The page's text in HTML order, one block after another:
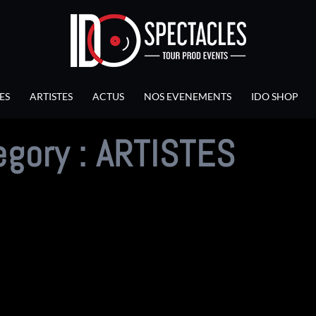
ARTISTES ACTUS NOS EVENEMENTS IDO SHOP
: ARTISTES